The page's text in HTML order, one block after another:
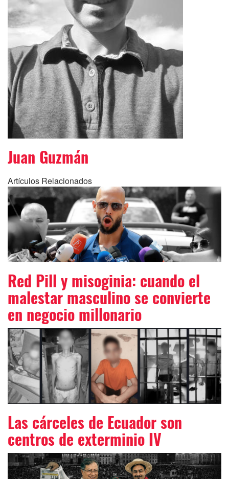
Juan Guzmán
Artículos Relacionados
Red Pill y misoginia: cuando el
malestar masculino se convierte
en negocio millonario
Las cárceles de Ecuador son
centros de exterminio IV